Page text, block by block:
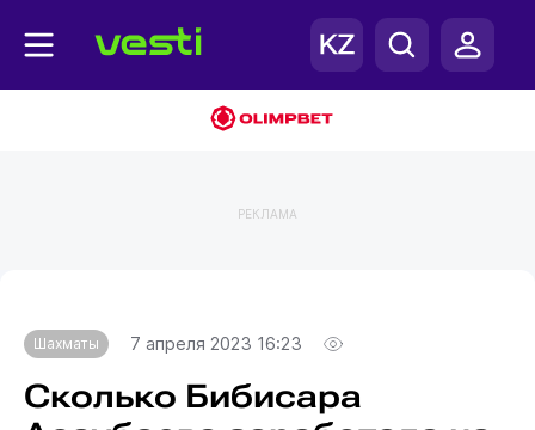
РЕКЛАМА
Шахматы 7 апреля 2023 16:23
Сколько Бибисара